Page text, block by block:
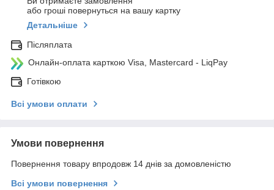
або гроші повернуться на вашу картку
Детальніше
Післяплата
Онлайн-оплата карткою Visa, Mastercard - LiqPay
Готівкою
Всі умови оплати
Умови повернення
Повернення товару впродовж 14 днів за домовленістю
Всі умови повернення